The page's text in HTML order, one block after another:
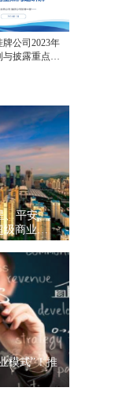
公司2023年
与披露重点问
、平安、
级商业巨
藏！）
模式”！推